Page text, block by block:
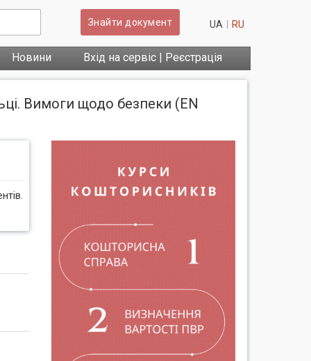
Знайти документ UA RU
Новини Вхід на сервіс | Реєстрація
Вимоги щодо безпеки (EN